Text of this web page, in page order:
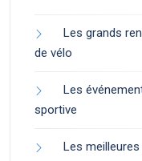
Les grands
de vélo
Les
sportive
Les